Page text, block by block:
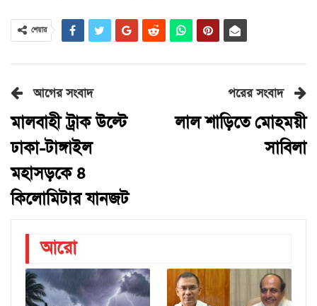
শেয়ার
আগের সংবাদ
মালবাহী ট্রাক উল্টে
ঢাকা-টাঙ্গাইল
মহাসড়কে ৪
কিলোমিটার যানজট
পরের সংবাদ
লাল শাড়িতে মোহময়ী
সাবিলা
আরো